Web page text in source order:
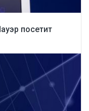
посетит